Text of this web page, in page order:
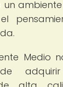
Medio
adquirir